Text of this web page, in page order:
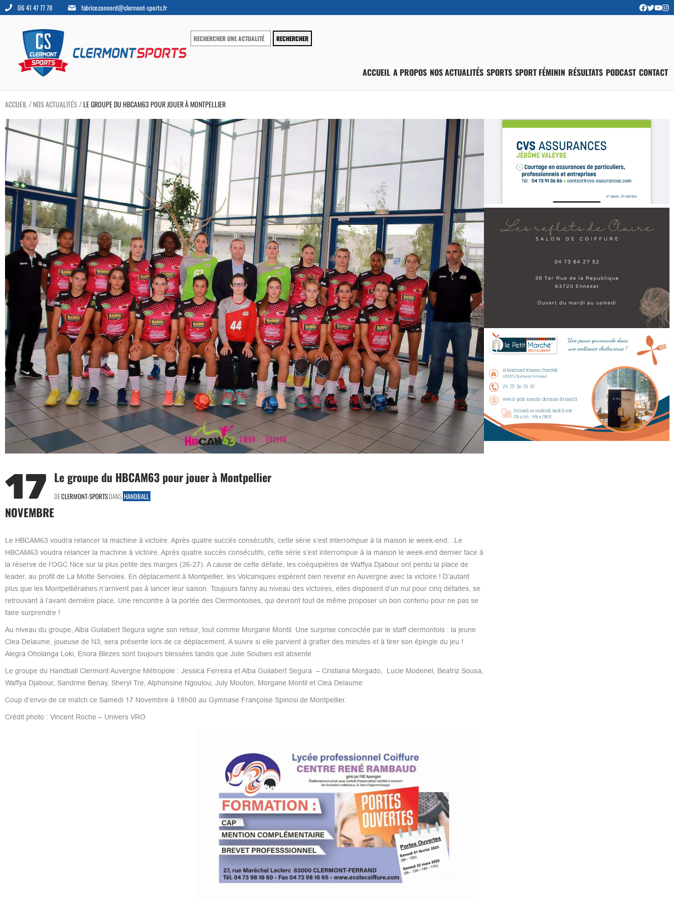
06 41 47 77 78 fabrice.connord@clermont-sports.fr
ACCUEIL A PROPOS NOS ACTUALITÉS SPORTS SPORT FÉMININ RÉSULTATS PODCAST CONTACT
ACCUEIL / NOS ACTUALITÉS/LE GROUPE DU HBCAM63 POUR JOUER À MONTPELLIER
17
NOVEMBRE
Le groupe du HBCAM63 pour jouer à Montpellier
DECLERMONT-SPORTSDANS HANDBALL
Le HBCAM63 voudra relancer la machine à victoire. Après quatre succès consécutifs, cette série s’est interrompue à la maison le week-end…Le
HBCAM63 voudra relancer la machine à victoire. Après quatre succès consécutifs, cette série s’est interrompue à la maison le week-end dernier face à
la réserve de l’OGC Nice sur la plus petite des marges (26-27). A cause de cette défaite, les coéquipières de Waffya Djabour ont perdu la place de
leader, au profit de La Motte Servolex. En déplacement à Montpellier, les Volcaniques espèrent bien revenir en Auvergne avec la victoire ! D’autant
plus que les Montpelliéraines n’arrivent pas à lancer leur saison. Toujours fanny au niveau des victoires, elles disposent d’un nul pour cinq défaites, se
retrouvant à l’avant dernière place. Une rencontre à la portée des Clermontoises, qui devront tout de même proposer un bon contenu pour ne pas se
faire surprendre !
Au niveau du groupe, Alba Guilabert Segura signe son retour, tout comme Morgane Montil. Une surprise concoctée par le staff clermontois : la jeune
Clea Delaume, joueuse de N3, sera présente lors de ce déplacement. A suivre si elle parvient à gratter des minutes et à tirer son épingle du jeu !
Alegra Oholanga Loki, Enora Blezes sont toujours blessées tandis que Julie Soubies est absente.
Le groupe du Handball Clermont Auvergne Métropole : Jessica Ferreira et Alba Guilabert Segura – Cristiana Morgado, Lucie Modenel, Beatriz Sousa,
Waffya Djabour, Sandrine Benay, Sheryl Tre, Alphonsine Ngoulou, July Mouton, Morgane Montil et Clea Delaume
Coup d’envoi de ce match ce Samedi 17 Novembre à 18h00 au Gymnase Françoise Spinosi de Montpellier.
Crédit photo : Vincent Roche – Univers VRO